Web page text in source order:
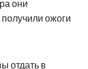
они
ожоги
отдать в